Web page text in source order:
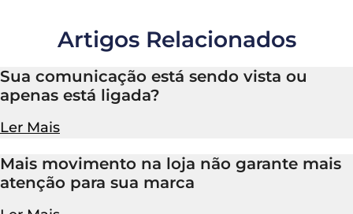
Artigos Relacionados
Sua comunicação está sendo vista ou
apenas está ligada?
Ler Mais
Mais movimento na loja não garante mais
atenção para sua marca